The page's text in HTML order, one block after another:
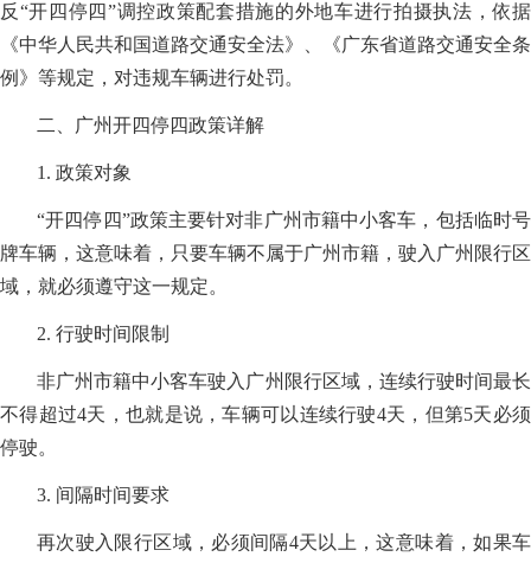
反“开四停四”调控政策配套措施的外地车进行拍摄执法，依据
《中华人民共和国道路交通安全法》、《广东省道路交通安全条
例》等规定，对违规车辆进行处罚。
二、广州开四停四政策详解
1. 政策对象
“开四停四”政策主要针对非广州市籍中小客车，包括临时号
牌车辆，这意味着，只要车辆不属于广州市籍，驶入广州限行区
域，就必须遵守这一规定。
2. 行驶时间限制
非广州市籍中小客车驶入广州限行区域，连续行驶时间最长
不得超过4天，也就是说，车辆可以连续行驶4天，但第5天必须
停驶。
3. 间隔时间要求
再次驶入限行区域，必须间隔4天以上，这意味着，如果车